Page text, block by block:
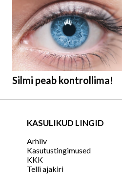
Silmi peab kontrollima!
KASULIKUD LINGID
Arhiiv
Kasutustingimused
KKK
Telli ajakiri